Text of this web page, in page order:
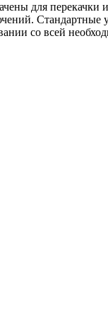
для
Стандартные
со всей